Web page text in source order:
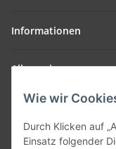
Wie wir
Durch Klicken auf
Einsatz folgender
Informationen
Allgemein
Teil unseres
SmoliTec - Safety.